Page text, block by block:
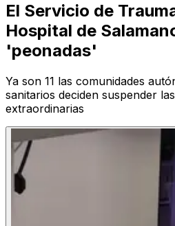
El Servicio de
Hospital de
'peonadas'
Ya son 11 las comunidades
sanitarios deciden suspender
extraordinarias